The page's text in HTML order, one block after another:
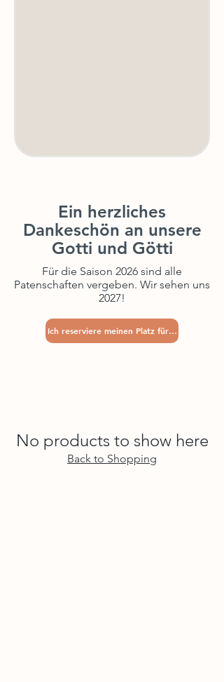
Ein herzliches
Dankeschön an unsere
Gotti und Götti
Für die Saison 2026 sind alle
Patenschaften vergeben. Wir sehen uns
2027!
Ich reserviere meinen Platz für 2027
No products to show here
Back to Shopping